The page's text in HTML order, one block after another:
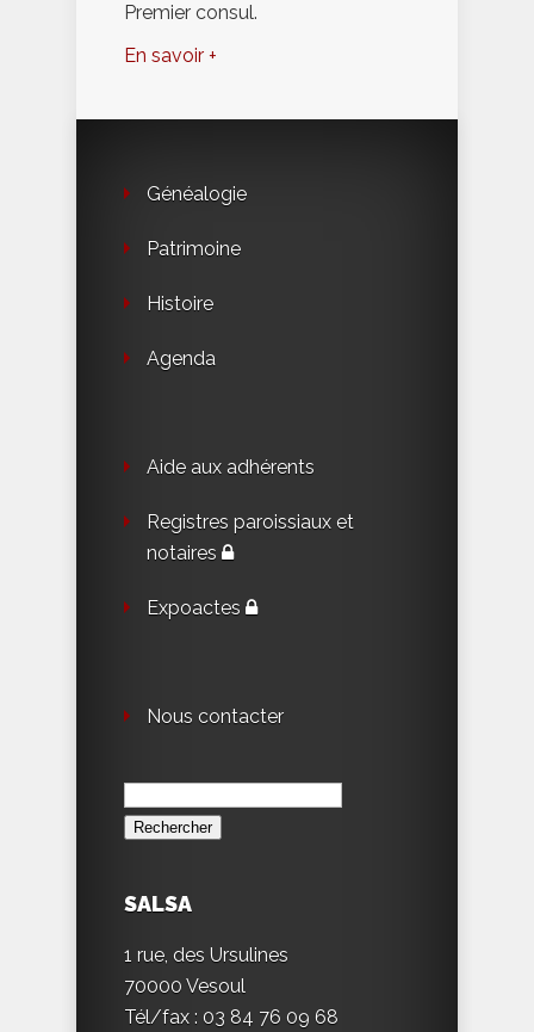
Premier consul.
En savoir +
Généalogie
Patrimoine
Histoire
Agenda
Aide aux adhérents
Registres paroissiaux et
notaires
Expoactes
Nous contacter
Rechercher :
SALSA
1 rue, des Ursulines
70000 Vesoul
Tél/fax : 03 84 76 09 68